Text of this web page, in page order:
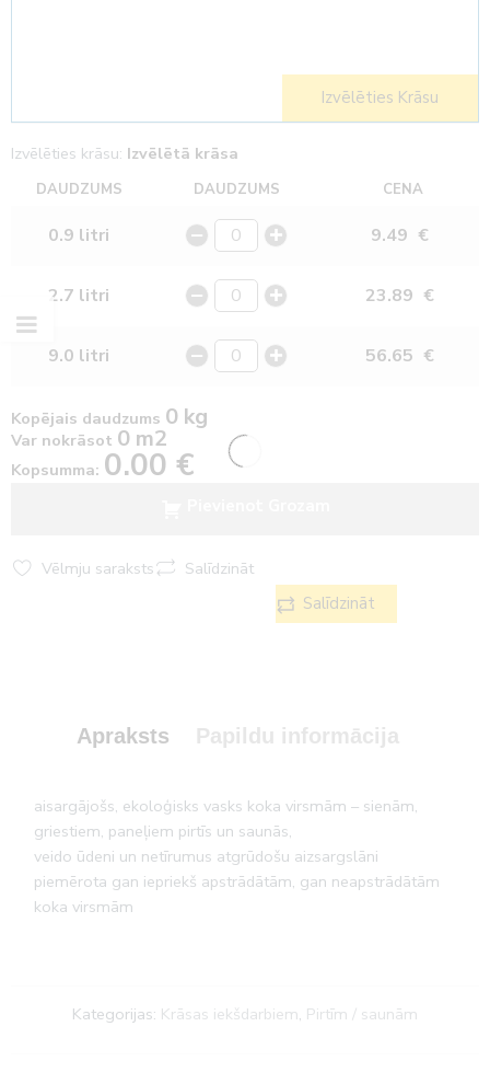
Izvēlēties Krāsu
Izvēlēties krāsu: Izvēlētā krāsa
DAUDZUMS DAUDZUMS CENA
0.9 litri 9.49 €
2.7 litri 23.89 €
9.0 litri 56.65 €
Kopējais daudzums 0 kg
Var nokrāsot 0 m2
Kopsumma: 0.00 €
Vēlmju saraksts
Salīdzināt
Salīdzināt
Apraksts Papildu informācija
aisargājošs, ekoloģisks vasks koka virsmām – sienām,
griestiem, paneļiem pirtīs un saunās,
veido ūdeni un netīrumus atgrūdošu aizsargslāni
piemērota gan iepriekš apstrādātām, gan neapstrādātām
koka virsmām
Kategorijas: Krāsas iekšdarbiem, Pirtīm / saunām